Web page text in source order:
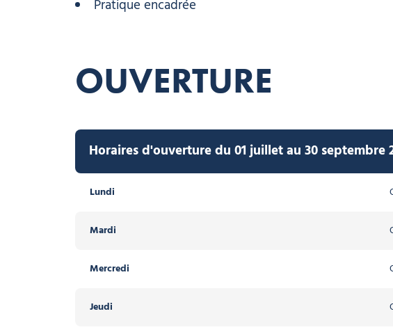
Pratique encadrée
OUVERTURE
Horaires d'ouverture du 01 juillet au 30 septembre
Lundi
Mardi
Mercredi
Jeudi